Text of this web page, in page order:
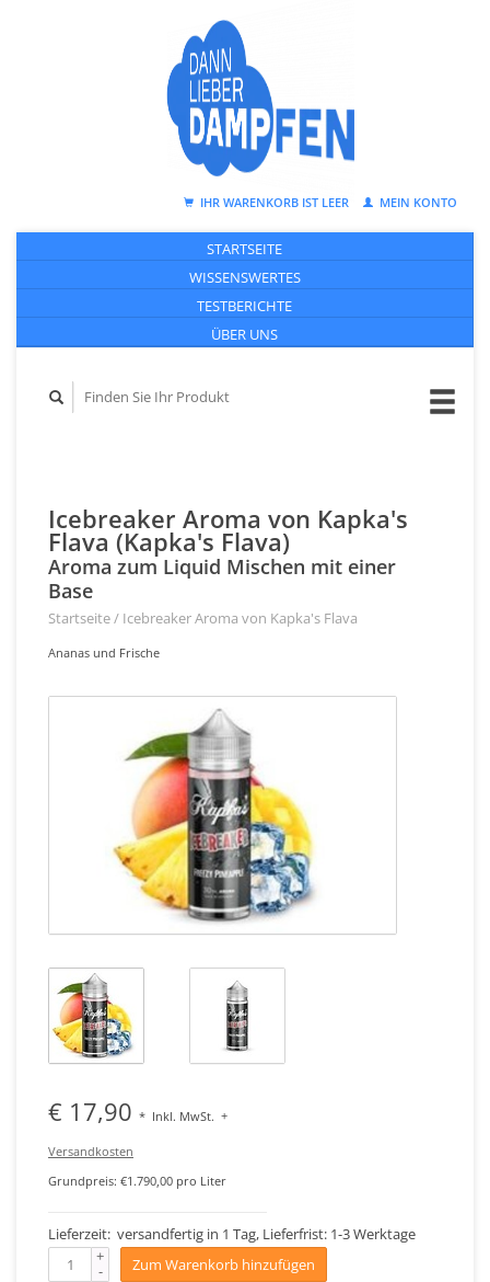
IHR WARENKORB IST LEER MEIN KONTO
STARTSEITE
WISSENSWERTES
TESTBERICHTE
ÜBER UNS
Icebreaker Aroma von Kapka's
Flava (Kapka's Flava)
Aroma zum Liquid Mischen mit einer
Base
Startseite/ Icebreaker Aroma von Kapka's Flava
Ananas und Frische
€ 17,90 * Inkl. MwSt. +
Versandkosten
Grundpreis: €1.790,00 pro Liter
Lieferzeit: versandfertig in 1 Tag, Lieferfrist: 1-3 Werktage
+
- Zum Warenkorb hinzufügen